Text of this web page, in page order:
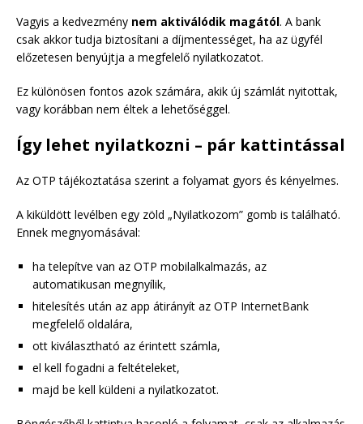
Vagyis a kedvezmény nem aktiválódik magától. A bank
csak akkor tudja biztosítani a díjmentességet, ha az ügyfél
előzetesen benyújtja a megfelelő nyilatkozatot.
Ez különösen fontos azok számára, akik új számlát nyitottak,
vagy korábban nem éltek a lehetőséggel.
Így lehet nyilatkozni – pár kattintással
Az OTP tájékoztatása szerint a folyamat gyors és kényelmes.
A kiküldött levélben egy zöld „Nyilatkozom” gomb is található.
Ennek megnyomásával:
ha telepítve van az OTP mobilalkalmazás, az
automatikusan megnyílik,
hitelesítés után az app átirányít az OTP InternetBank
megfelelő oldalára,
ott kiválasztható az érintett számla,
el kell fogadni a feltételeket,
majd be kell küldeni a nyilatkozatot.